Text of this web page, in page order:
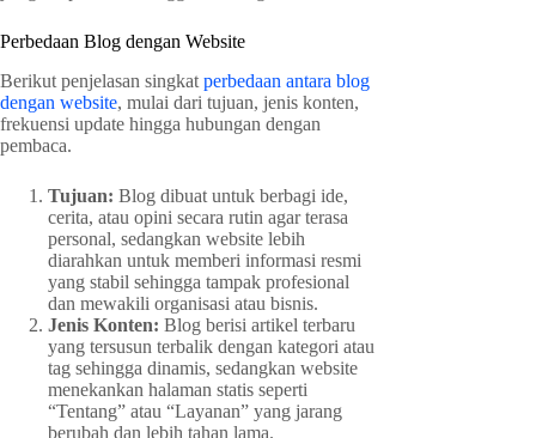
Perbedaan Blog dengan Website
Berikut penjelasan singkat perbedaan antara blog
dengan website, mulai dari tujuan, jenis konten,
frekuensi update hingga hubungan dengan
pembaca.
Tujuan: Blog dibuat untuk berbagi ide,
cerita, atau opini secara rutin agar terasa
personal, sedangkan website lebih
diarahkan untuk memberi informasi resmi
yang stabil sehingga tampak profesional
dan mewakili organisasi atau bisnis.
Jenis Konten: Blog berisi artikel terbaru
yang tersusun terbalik dengan kategori atau
tag sehingga dinamis, sedangkan website
menekankan halaman statis seperti
“Tentang” atau “Layanan” yang jarang
berubah dan lebih tahan lama.